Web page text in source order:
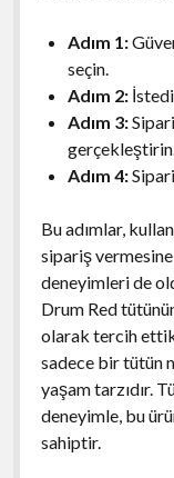
Adım 1:
seçin.
Adım 2:
Adım 3:
Adım 4:
Bu adımlar,
sipariş vermesine
deneyimleri de
Drum Red
olarak tercih
sadece bir tütün
yaşam tarzıdır.
deneyimle, bu
sahiptir.